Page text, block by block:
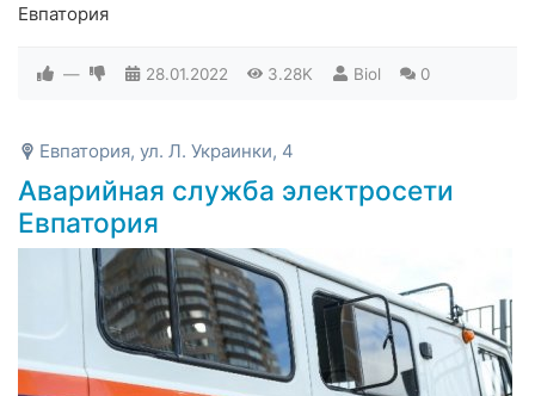
Евпатория
— 28.01.2022 3.28K Biol 0
Евпатория, ул. Л. Украинки, 4
Аварийная служба электросети
Евпатория